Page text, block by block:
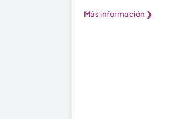
Más información ❯